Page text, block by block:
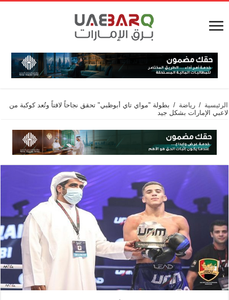
الرئيسية / رياضة / بطولة "مواي تاي أبوظبي" تحقق نجاحاً لافتاً وتُعد كوكبة من
لاعبي الإمارات بشكل جيد